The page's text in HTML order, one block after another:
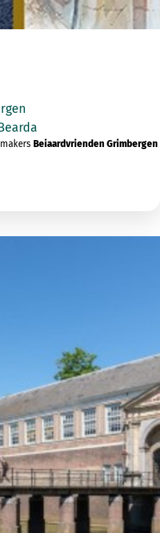
Beiaardvrienden Grimbergen